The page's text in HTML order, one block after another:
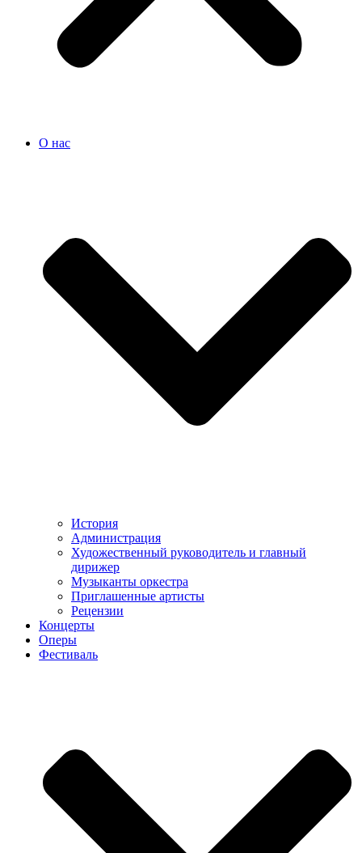
О нас
История
Администрация
Художественный руководитель и главный
дирижер
Музыканты оркестра
Приглашенные артисты
Рецензии
Концерты
Оперы
Фестиваль